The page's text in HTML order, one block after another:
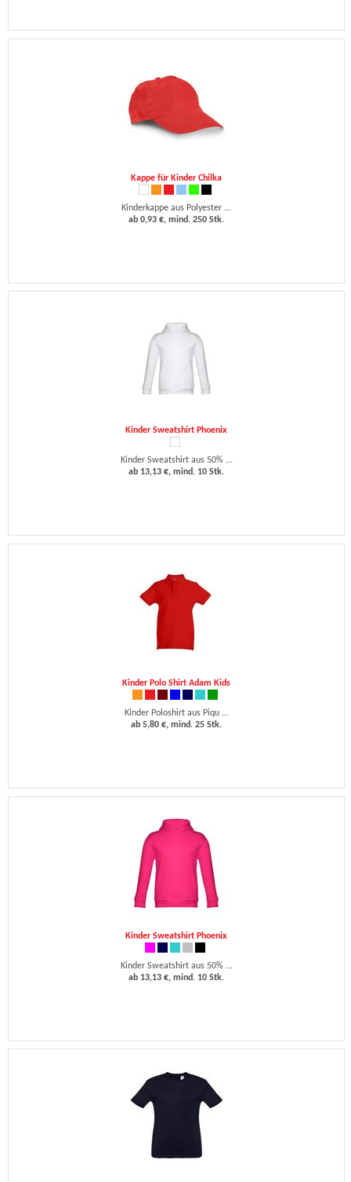
Kappe für Kinder Chilka
Kinderkappe aus Polyester ...
ab 0,93 €, mind. 250 Stk.
Kinder Sweatshirt Phoenix
Kinder Sweatshirt aus 50% ...
ab 13,13 €, mind. 10 Stk.
Kinder Polo Shirt Adam Kids
Kinder Poloshirt aus Piqu ...
ab 5,80 €, mind. 25 Stk.
Kinder Sweatshirt Phoenix
Kinder Sweatshirt aus 50% ...
ab 13,13 €, mind. 10 Stk.